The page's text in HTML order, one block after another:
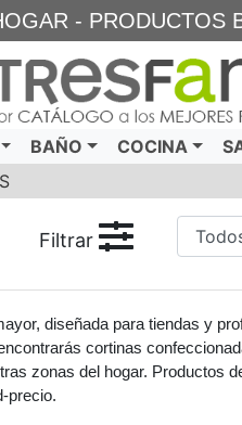
- PRODUCTOS
BAÑO COCINA
Filtrar
diseñada para tiendas y
cortinas
zonas del hogar. Productos
precio.